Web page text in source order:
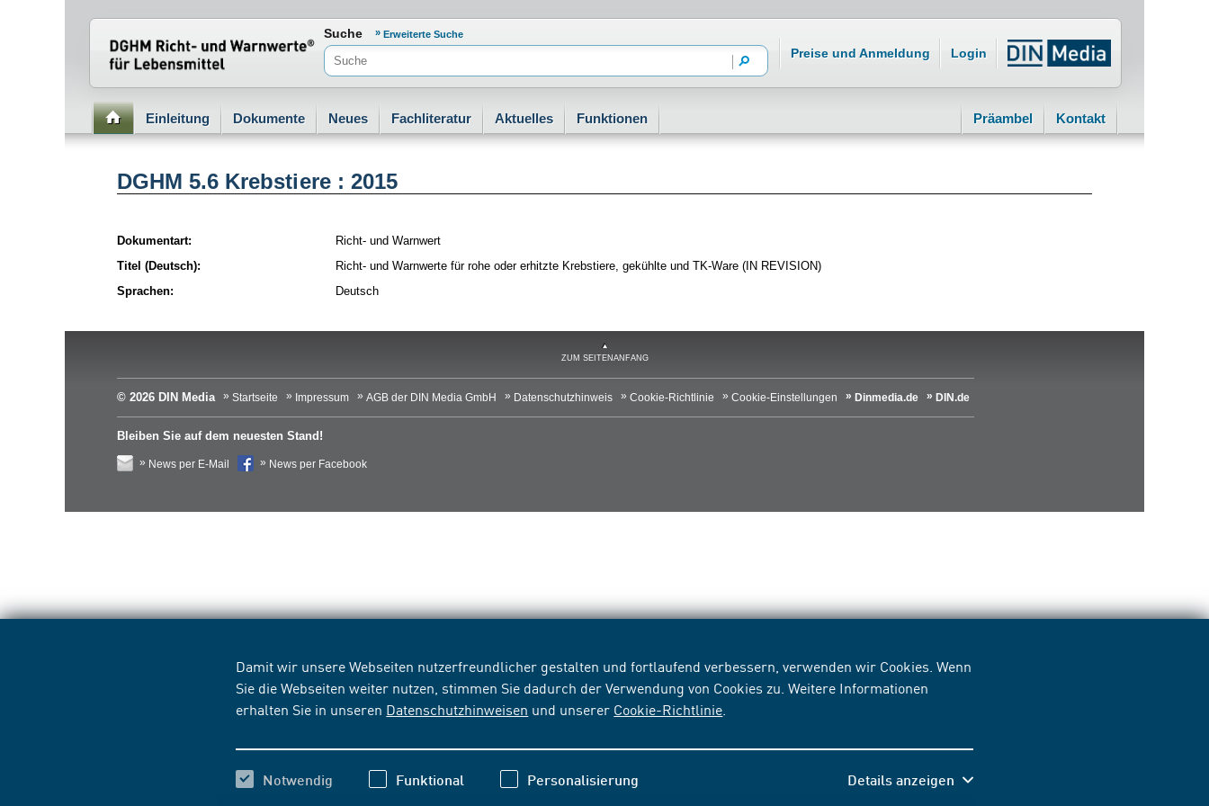
Damit wir unsere Webseiten nutzerfreundlicher gestalten und fortlaufend verbessern, verwenden wir Cookies. Wenn
Sie die Webseiten weiter nutzen, stimmen Sie dadurch der Verwendung von Cookies zu. Weitere Informationen
erhalten Sie in unseren Datenschutzhinweisen und unserer Cookie-Richtlinie
Notwendig Funktional Personalisierung Details anzeigen
Normenportal Barrierefreiheit
Suche Erweiterte Suche
Preise und Anmeldung Login
Einleitung Dokumente Neues Fachliteratur Aktuelles Funktionen Präambel Kontakt
DGHM 5.6 Krebstiere : 2015
Dokumentart:
Richt- und Warnwert
Titel (Deutsch):
Richt- und Warnwerte für rohe oder erhitzte Krebstiere, gekühlte und TK-Ware (IN REVISION)
Sprachen:
Deutsch
ZUM SEITENANFANG
© 2026 DIN Media Startseite Impressum AGB der DIN Media GmbH Datenschutzhinweis Cookie-Richtlinie Cookie-Einstellungen Dinmedia.de DIN.de
Bleiben Sie auf dem neuesten Stand!
News per E-Mail News per Facebook